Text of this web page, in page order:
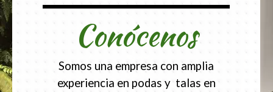
Conócenos
Somos una empresa con amplia
experiencia en podas y talas en